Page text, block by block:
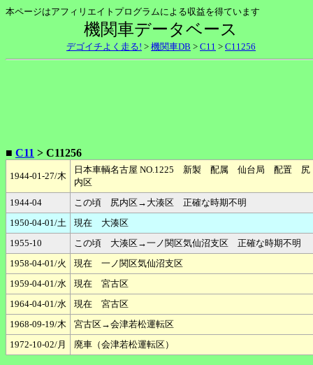
本ページはアフィリエイトプログラムによる収益を得ています
機関車データベース
デゴイチよく走る! > 機関車DB > C11 > C11256
■ C11 > C11256
1944-01-27/木
日本車輌名古屋 NO.1225 新製 配属 仙台局 配置 尻
内区
1944-04
この頃 尻内区→大湊区 正確な時期不明
1950-04-01/土
現在 大湊区
1955-10
この頃 大湊区→一ノ関区気仙沼支区 正確な時期不明
1958-04-01/火
現在 一ノ関区気仙沼支区
1959-04-01/水
現在 宮古区
1964-04-01/水
現在 宮古区
1968-09-19/木
宮古区→会津若松運転区
1972-10-02/月
廃車（会津若松運転区）